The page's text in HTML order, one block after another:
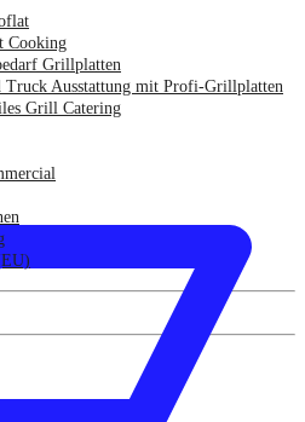
Cooking
Grillplatten
Truck Ausstattung mit Profi-Grillplatten
Grill Catering